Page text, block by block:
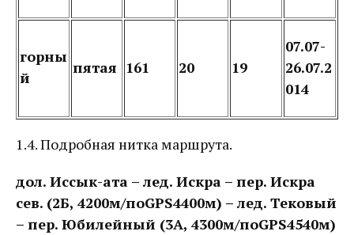
горны
й
пятая 161 20 19
07.07-
26.07.2
014
1.4. Подробная нитка маршрута.
дол. Иссык-ата – лед. Искра – пер. Искра
сев. (2Б, 4200м/поGPS4400м) – лед. Тековый
– пер. Юбилейный (3А, 4300м/поGPS4540м)